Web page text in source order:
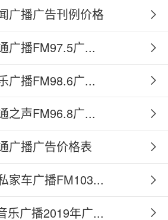
广播广告刊例价格
广播FM97.5广...
广播FM98.6广...
之声FM96.8广...
广播广告价格表
家车广播FM103...
乐广播2019年广...